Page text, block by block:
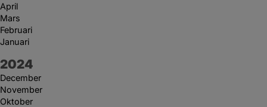
April
Mars
Februari
Januari
År:
2024
December
November
Oktober